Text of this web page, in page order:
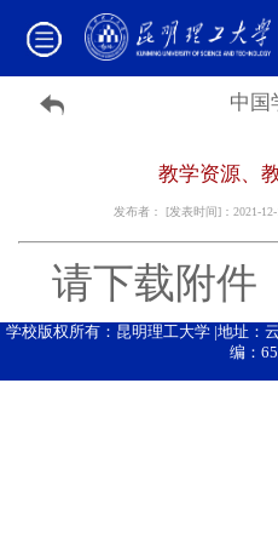
中国
教学资源、
发布者： [发表时间]：2021-
请下载附件
学校版权所有：昆明理工大学 |地址：
编：